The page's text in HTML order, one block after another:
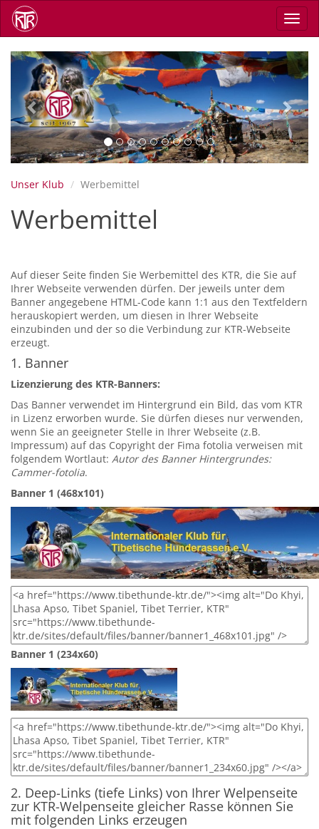
Skip
main
Previous Next
Unser Klub Werbemittel
Werbemittel
Auf dieser Seite finden Sie Werbemittel des KTR, die Sie auf
Ihrer Webseite verwenden dürfen. Der jeweils unter dem
Banner angegebene HTML-Code kann 1:1 aus den Textfeldern
herauskopiert werden, um diesen in Ihrer Webseite
einzubinden und der so die Verbindung zur KTR-Webseite
erzeugt.
1. Banner
Lizenzierung des KTR-Banners:
Das Banner verwendet im Hintergrund ein Bild, das vom KTR
in Lizenz erworben wurde. Sie dürfen dieses nur verwenden,
wenn Sie an geeigneter Stelle in Ihrer Webseite (z.B.
Impressum) auf das Copyright der Fima fotolia verweisen mit
folgendem Wortlaut: Autor des Banner Hintergrundes:
Cammer-fotolia.
Banner 1 (468x101)
Banner 1 (234x60)
2. Deep-Links (tiefe Links) von Ihrer Welpenseite
zur KTR-Welpenseite gleicher Rasse können Sie
mit folgenden Links erzeugen